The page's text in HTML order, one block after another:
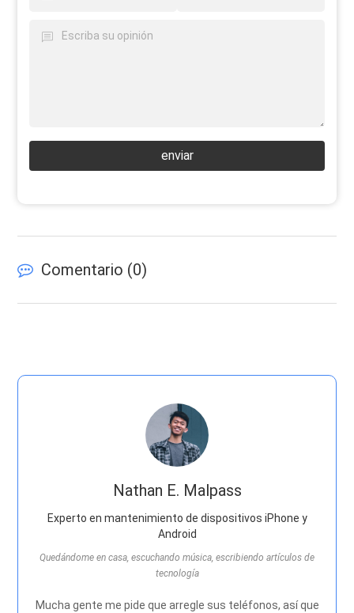
enviar
Comentario (0)
Nathan E. Malpass
Experto en mantenimiento de dispositivos iPhone y
Android
Quedándome en casa, escuchando música, escribiendo artículos de
tecnología
Mucha gente me pide que arregle sus teléfonos, así que